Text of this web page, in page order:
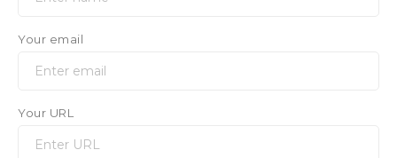
Your email
Your URL